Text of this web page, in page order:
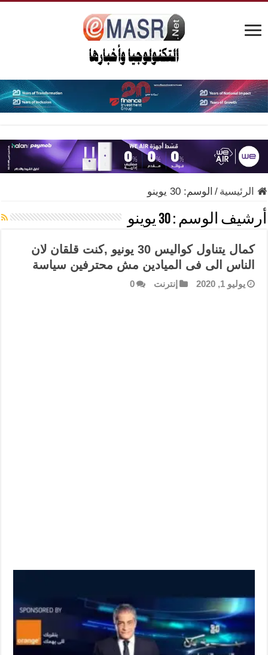
الرئيسية / الوسم:30 يوينو
أرشيف الوسم :30 يوينو
كمال يتناول كواليس 30 يونيو ,كنت قلقان لان
الناس الى فى الميادين مش محترفين سياسة
يوليو 1, 2020 إنترنت 0